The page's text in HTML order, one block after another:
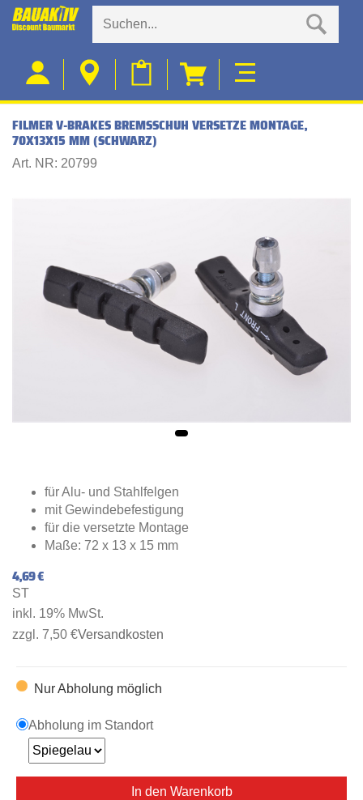
FILMER V-BRAKES BREMSSCHUH VERSETZE MONTAGE,
70X13X15 MM (SCHWARZ)
Art. NR: 20799
für Alu- und Stahlfelgen
mit Gewindebefestigung
für die versetzte Montage
Maße: 72 x 13 x 15 mm
4,69 €
ST
inkl. 19% MwSt.
zzgl. 7,50 €Versandkosten
Nur Abholung möglich
Abholung im Standort
In den Warenkorb